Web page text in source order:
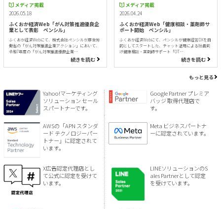
メディア掲載
2026.05.18
ふくおか経済Web「がん対策推進優良企
業として表彰 ペンシル」
ふくおか経済Webにて、株式会社ペンシルが厚生労
働省の「がん対策推進企業アクション」において、
令和7年度の「がん対策推進優良企業…
続きを読む
メディア掲載
2026.04.24
ふくおか経済Web「健康相談・薬剤師サ
ポート開始 ペンシル」
ふくおか経済Webにて、ペンシルが健康経営DXを目
的としてスタートした、チャット活用による社員向
け健康相談・薬剤師サポート「OT…
続きを読む
もっと見る
Yahoo!マーケティング
ソリューション セール
スパートナーです。
Google Partner プレミア
バッジ 取得代理店で
す。
AWSの「APN スタンダ
ード テクノロジーパー
トナー」に認定されて
います。
Meta ビジネスパートナ
ーに認定されています。
X広告認定代理店とし
て公式に認定を受けて
います。
LINEソリューションのS
ales Partnerとして認定
を受けています。